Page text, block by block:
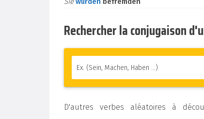
Rechercher la conjugaison
D'autres verbes aléatoires à